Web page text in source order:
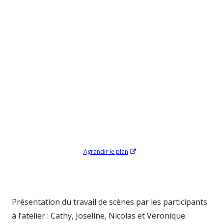
Agrandir le plan
Présentation du travail de scènes par les participants
à l’atelier : Cathy, Joseline, Nicolas et Véronique.